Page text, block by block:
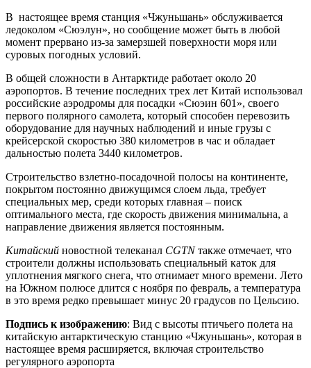
В настоящее время станция «Чжуньшань» обслуживается
ледоколом «Сюэлун», но сообщение может быть в любой
момент прервано из-за замерзшей поверхности моря или
суровых погодных условий.
В общей сложности в Антарктиде работает около 20
аэропортов. В течение последних трех лет Китай использовал
российские аэродромы для посадки «Сюэин 601», своего
первого полярного самолета, который способен перевозить
оборудование для научных наблюдений и иные грузы с
крейсерской скоростью 380 километров в час и обладает
дальностью полета 3440 километров.
Строительство взлетно-посадочной полосы на континенте,
покрытом постоянно движущимся слоем льда, требует
специальных мер, среди которых главная – поиск
оптимального места, где скорость движения минимальна, а
направление движения является постоянным.
Китайский новостной телеканал CGTNтакже отмечает, что
строители должны использовать специальный каток для
уплотнения мягкого снега, что отнимает много времени. Лето
на Южном полюсе длится с ноября по февраль, а температура
в это время редко превышает минус 20 градусов по Цельсию.
Подпись к изображению: Вид с высоты птичьего полета на
китайскую антарктическую станцию «Чжуньшань», которая в
настоящее время расширяется, включая строительство
регулярного аэропорта